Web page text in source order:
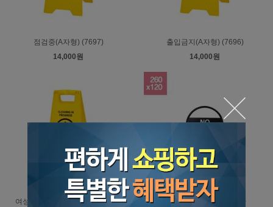
점검중(A자형) (7697)
14,000원
출입금지(A자형) (7696)
14,000원
여성미화원청소중(A자형) (7698)
CFB-300 O형 철제입간판